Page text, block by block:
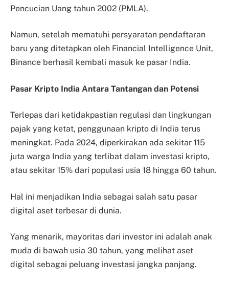
Pencucian Uang tahun 2002 (PMLA).
Namun, setelah mematuhi persyaratan pendaftaran
baru yang ditetapkan oleh Financial Intelligence Unit,
Binance berhasil kembali masuk ke pasar India.
Pasar Kripto India Antara Tantangan dan Potensi
Terlepas dari ketidakpastian regulasi dan lingkungan
pajak yang ketat, penggunaan kripto di India terus
meningkat. Pada 2024, diperkirakan ada sekitar 115
juta warga India yang terlibat dalam investasi kripto,
atau sekitar 15% dari populasi usia 18 hingga 60 tahun.
Hal ini menjadikan India sebagai salah satu pasar
digital aset terbesar di dunia.
Yang menarik, mayoritas dari investor ini adalah anak
muda di bawah usia 30 tahun, yang melihat aset
digital sebagai peluang investasi jangka panjang.